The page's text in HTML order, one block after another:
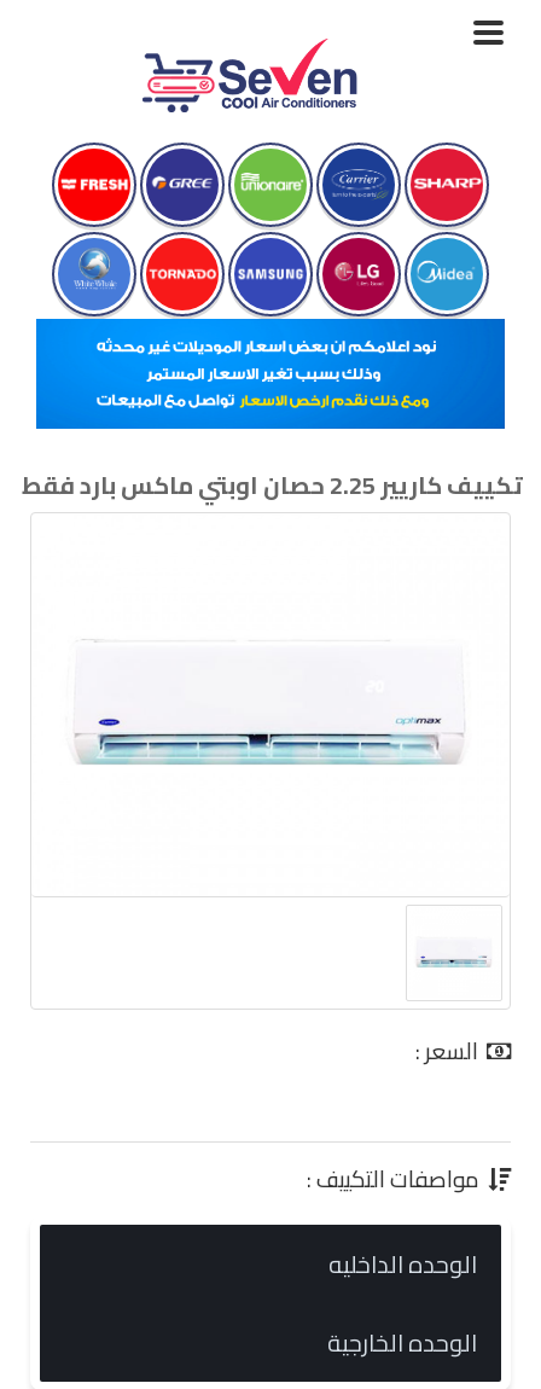
Toggle
تكييف كاريير 2.25 حصان اوبتي ماكس بارد فقط
السعر :
مواصفات التكييف :
الوحده الداخليه
الوحده الخارجية